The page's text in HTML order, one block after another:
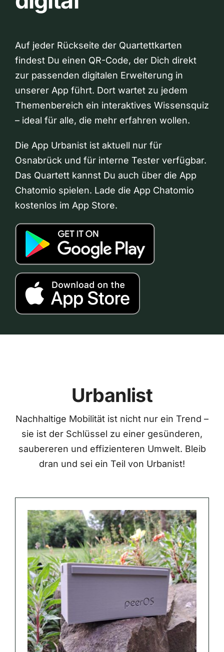
Auf jeder Rückseite der Quartettkarten
findest Du einen QR-Code, der Dich direkt
zur passenden digitalen Erweiterung in
unserer App führt. Dort wartet zu jedem
Themenbereich ein interaktives Wissensquiz
– ideal für alle, die mehr erfahren wollen.
Die App Urbanist ist aktuell nur für
Osnabrück und für interne Tester verfügbar.
Das Quartett kannst Du auch über die App
Chatomio spielen. Lade die App Chatomio
kostenlos im App Store.
Urbanlist
Nachhaltige Mobilität ist nicht nur ein Trend –
sie ist der Schlüssel zu einer gesünderen,
saubereren und effizienteren Umwelt. Bleib
dran und sei ein Teil von Urbanist!